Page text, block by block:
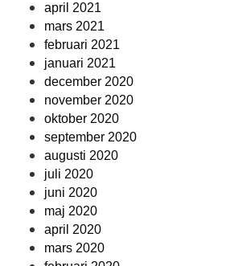
april 2021
mars 2021
februari 2021
januari 2021
december 2020
november 2020
oktober 2020
september 2020
augusti 2020
juli 2020
juni 2020
maj 2020
april 2020
mars 2020